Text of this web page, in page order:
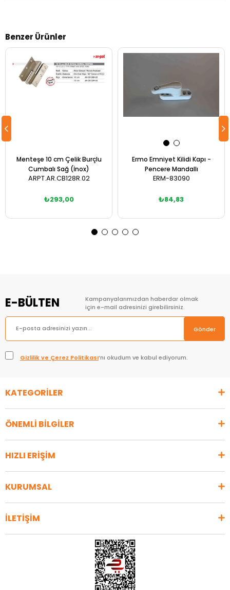
Benzer Ürünler
Menteşe 10 cm Çelik Burçlu
Cumbalı Sağ (İnox)
ARPT.AR.CB128R.02
₺293,00
Ermo Emniyet Kilidi Kapı -
Pencere Mandallı
ERM-83090
₺84,83
E-BÜLTEN
Kampanyalarımızdan haberdar olmak
için e-mail adresinizi girebilirsiniz.
Gönder
Gizlilik ve Çerez Politikası’nı okudum ve kabul ediyorum.
KATEGORİLER
ÖNEMLİ BİLGİLER
HIZLI ERİŞİM
KURUMSAL
İLETİŞİM